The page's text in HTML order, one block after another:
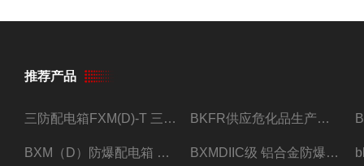
推荐产品
三防配电箱FXM(D)-T 三防型黑色工程塑料 BKFR供应危化品生产车间1.5匹2匹3匹5匹防爆空调
BXM（D）防爆配电箱 防爆照明动力箱厂家 定做 BXMDIIC级 铝合金防爆照明动力配电箱 加工定做